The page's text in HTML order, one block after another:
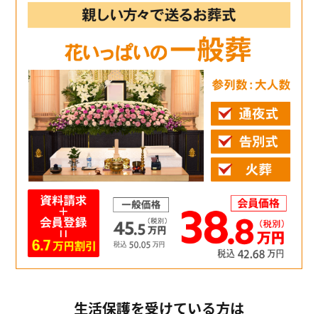
生活保護を受けている方は